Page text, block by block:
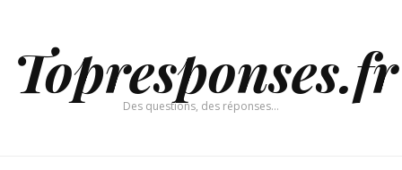
Topresponses.fr
Des questions, des réponses…